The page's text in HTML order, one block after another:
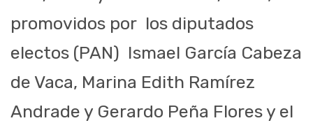
promovidos por los diputados
electos (PAN) Ismael García Cabeza
de Vaca, Marina Edith Ramírez
Andrade y Gerardo Peña Flores y el